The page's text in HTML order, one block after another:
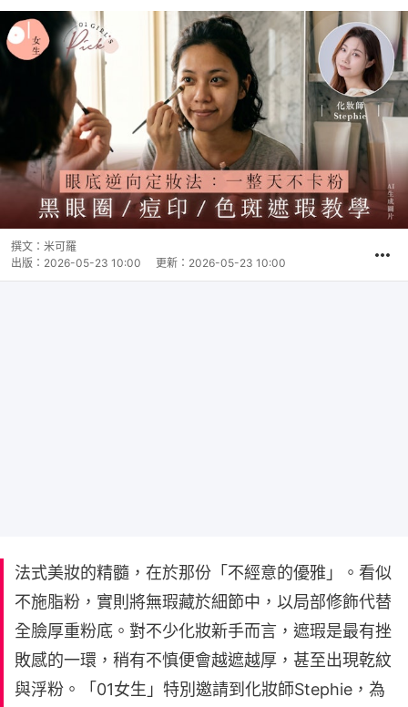
撰文： 米可羅
出版： 2026-05-23 10:00 更新： 2026-05-23 10:00
法式美妝的精髓，在於那份「不經意的優雅」。看似
不施脂粉，實則將無瑕藏於細節中，以局部修飾代替
全臉厚重粉底。對不少化妝新手而言，遮瑕是最有挫
敗感的一環，稍有不慎便會越遮越厚，甚至出現乾紋
與浮粉。「01女生」特別邀請到化妝師Stephie，為